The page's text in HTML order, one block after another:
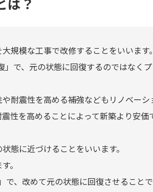
規模な工事で改修することをいいます。
で、元の状態に回復するのではなく
耐震性を高める補強などもリノベーシ
性を高めることによって新築より安
態に近づけることをいいます。
。
、改めて元の状態に回復させること